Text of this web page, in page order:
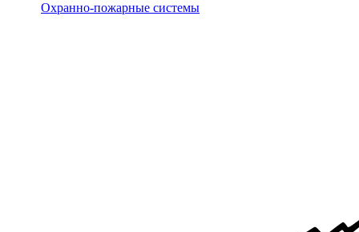
Охранно-пожарные системы